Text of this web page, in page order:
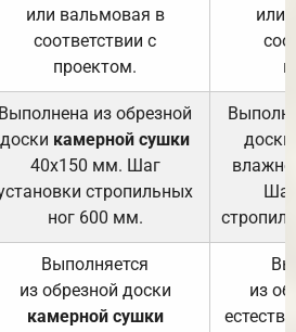
или вальмовая в
соответствии с
проектом.
или
Выполнена из обрезной
доски камерной сушки
40х150 мм. Шаг
стропильных
ног 600 мм.
доски
Выполняется
из обрезной доски
камерной сушки
из